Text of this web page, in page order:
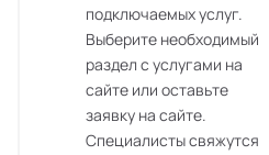
подключаемых услуг.
Выберите необходимый
раздел с услугами на
сайте или оставьте
заявку на сайте.
Специалисты свяжутся